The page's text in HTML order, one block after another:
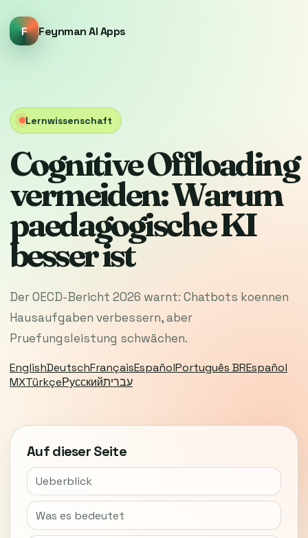
F Feynman AI Apps
Lernwissenschaft
Cognitive Offloading
vermeiden: Warum
paedagogische KI
besser ist
Der OECD-Bericht 2026 warnt: Chatbots koennen
Hausaufgaben verbessern, aber
Pruefungsleistung schwächen.
EnglishDeutschFrançaisEspañolPortuguês BREspañol
MXTürkçeРусскийעברית
Auf dieser Seite
Ueberblick
Was es bedeutet